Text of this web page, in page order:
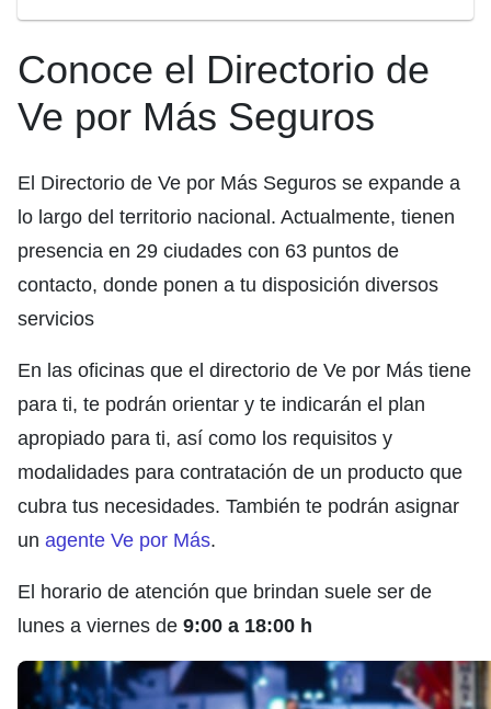
Conoce el Directorio de
Ve por Más Seguros
El Directorio de Ve por Más Seguros se expande a
lo largo del territorio nacional. Actualmente, tienen
presencia en 29 ciudades con 63 puntos de
contacto, donde ponen a tu disposición diversos
servicios
En las oficinas que el directorio de Ve por Más tiene
para ti, te podrán orientar y te indicarán el plan
apropiado para ti, así como los requisitos y
modalidades para contratación de un producto que
cubra tus necesidades. También te podrán asignar
un agente Ve por Más.
El horario de atención que brindan suele ser de
lunes a viernes de 9:00 a 18:00 h